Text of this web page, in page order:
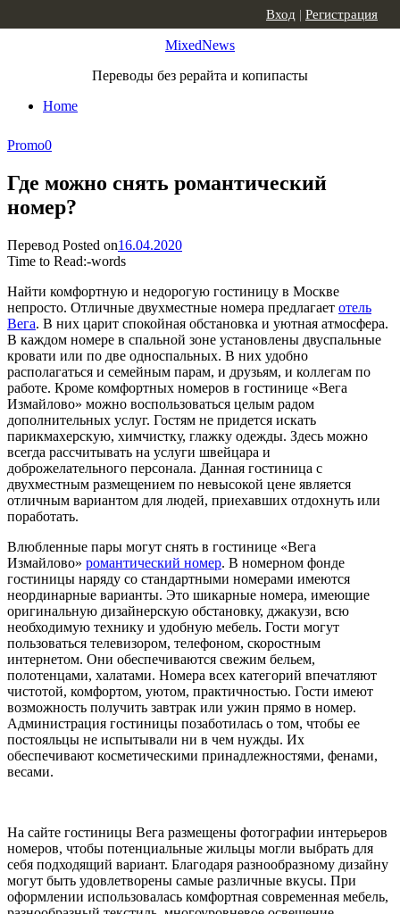
MixedNews
Переводы без рерайта и копипасты
Home
Вход | Регистрация
Promo0
Где можно снять романтический
номер?
Перевод Posted on16.04.2020
Time to Read:-words
Найти комфортную и недорогую гостиницу в Москве
непросто. Отличные двухместные номера предлагает отель
Вега. В них царит спокойная обстановка и уютная атмосфера.
В каждом номере в спальной зоне установлены двуспальные
кровати или по две односпальных. В них удобно
располагаться и семейным парам, и друзьям, и коллегам по
работе. Кроме комфортных номеров в гостинице «Вега
Измайлово» можно воспользоваться целым радом
дополнительных услуг. Гостям не придется искать
парикмахерскую, химчистку, глажку одежды. Здесь можно
всегда рассчитывать на услуги швейцара и
доброжелательного персонала. Данная гостиница с
двухместным размещением по невысокой цене является
отличным вариантом для людей, приехавших отдохнуть или
поработать.
Влюбленные пары могут снять в гостинице «Вега
Измайлово» романтический номер. В номерном фонде
гостиницы наряду со стандартными номерами имеются
неординарные варианты. Это шикарные номера, имеющие
оригинальную дизайнерскую обстановку, джакузи, всю
необходимую технику и удобную мебель. Гости могут
пользоваться телевизором, телефоном, скоростным
интернетом. Они обеспечиваются свежим бельем,
полотенцами, халатами. Номера всех категорий впечатляют
чистотой, комфортом, уютом, практичностью. Гости имеют
возможность получить завтрак или ужин прямо в номер.
Администрация гостиницы позаботилась о том, чтобы ее
постояльцы не испытывали ни в чем нужды. Их
обеспечивают косметическими принадлежностями, фенами,
весами.
На сайте гостиницы Вега размещены фотографии интерьеров
номеров, чтобы потенциальные жильцы могли выбрать для
себя подходящий вариант. Благодаря разнообразному дизайну
могут быть удовлетворены самые различные вкусы. При
оформлении использовалась комфортная современная мебель,